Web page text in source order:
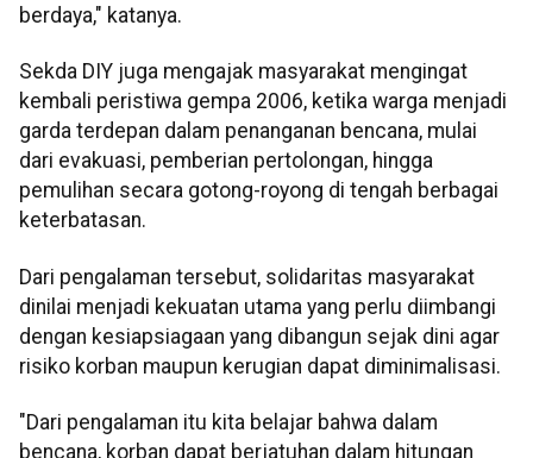
berdaya," katanya.
Sekda DIY juga mengajak masyarakat mengingat
kembali peristiwa gempa 2006, ketika warga menjadi
garda terdepan dalam penanganan bencana, mulai
dari evakuasi, pemberian pertolongan, hingga
pemulihan secara gotong-royong di tengah berbagai
keterbatasan.
Dari pengalaman tersebut, solidaritas masyarakat
dinilai menjadi kekuatan utama yang perlu diimbangi
dengan kesiapsiagaan yang dibangun sejak dini agar
risiko korban maupun kerugian dapat diminimalisasi.
"Dari pengalaman itu kita belajar bahwa dalam
bencana, korban dapat berjatuhan dalam hitungan